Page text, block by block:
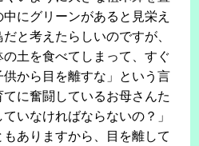
にグリーンがあると見栄え
と考えたらしいのですが、
土を食べてしまって、すぐ
から目を離すな」という言
に奮闘しているお母さんた
いなければならないの？」
ありますから、目を離して